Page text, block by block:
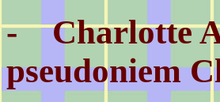
-Charlotte
pseudoniem